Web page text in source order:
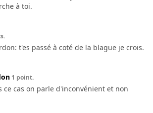
à toi.
t'es passé à coté de la blague je crois.
1 point.
ce cas on parle d'inconvénient et non